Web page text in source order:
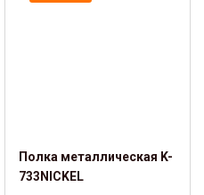
Полка металлическая K-
733NICKEL